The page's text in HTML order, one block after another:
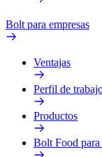
Bolt para empresas
Ventajas
Perfil de
Productos
Bolt Food para